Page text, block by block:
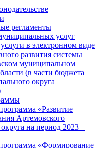
регламенты
услуг
в электронном виде
развития системы
муниципальном
(в части бюджета
округа
«Развитие
Артемовского
на период 2023 –
«Формирование